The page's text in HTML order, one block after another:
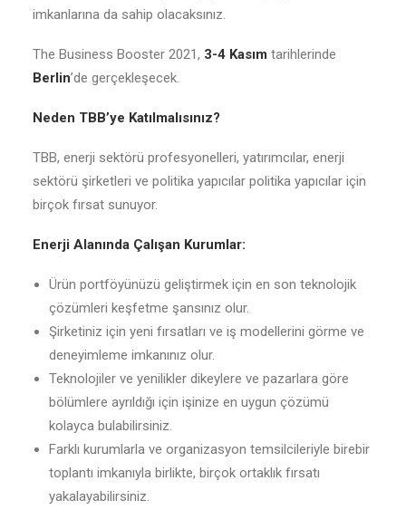
imkanlarına da sahip olacaksınız.
The Business Booster 2021, 3-4 Kasım tarihlerinde
Berlin’de gerçekleşecek.
Neden TBB’ye Katılmalısınız?
TBB, enerji sektörü profesyonelleri, yatırımcılar, enerji
sektörü şirketleri ve politika yapıcılar politika yapıcılar için
birçok fırsat sunuyor.
Enerji Alanında Çalışan Kurumlar:
Ürün portföyünüzü geliştirmek için en son teknolojik
çözümleri keşfetme şansınız olur.
Şirketiniz için yeni fırsatları ve iş modellerini görme ve
deneyimleme imkanınız olur.
Teknolojiler ve yenilikler dikeylere ve pazarlara göre
bölümlere ayrıldığı için işinize en uygun çözümü
kolayca bulabilirsiniz.
Farklı kurumlarla ve organizasyon temsilcileriyle birebir
toplantı imkanıyla birlikte, birçok ortaklık fırsatı
yakalayabilirsiniz.